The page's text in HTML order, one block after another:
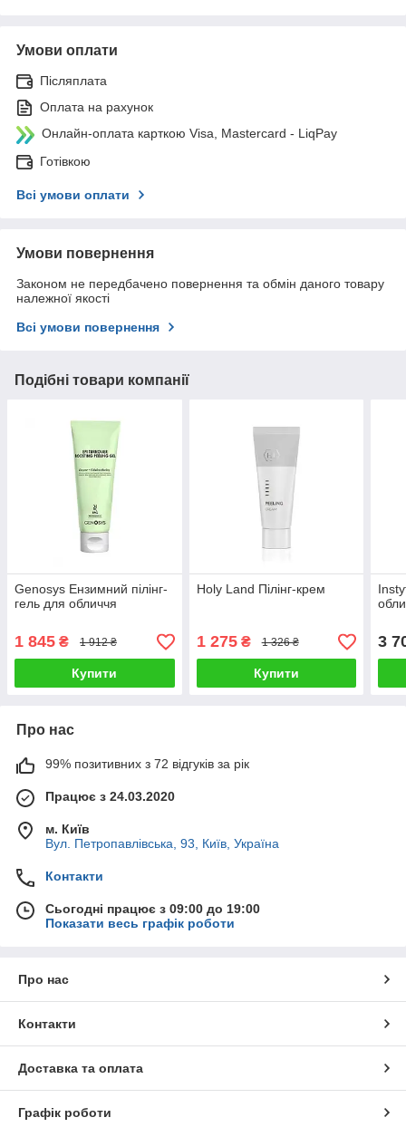
Умови оплати
Післяплата
Оплата на рахунок
Онлайн-оплата карткою Visa, Mastercard - LiqPay
Готівкою
Всі умови оплати
Умови повернення
Законом не передбачено повернення та обмін даного товару
належної якості
Всі умови повернення
Подібні товари компанії
Genosys Ензимний пілінг-
гель для обличчя
1 845 ₴ 1 912 ₴
Купити
Holy Land Пілінг-крем
1 275₴ 1 326 ₴
Купити
3
Про нас
99% позитивних з 72 відгуків за рік
Працює з 24.03.2020
м. Київ
Вул. Петропавлівська, 93, Київ, Україна
Контакти
Сьогодні працює з 09:00 до 19:00
Показати весь графік роботи
Про нас
Контакти
Доставка та оплата
Графік роботи